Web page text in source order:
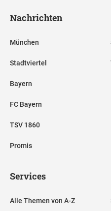
Nachrichten
München
Stadtviertel
Bayern
FC Bayern
TSV 1860
Promis
Services
Alle Themen von A-Z